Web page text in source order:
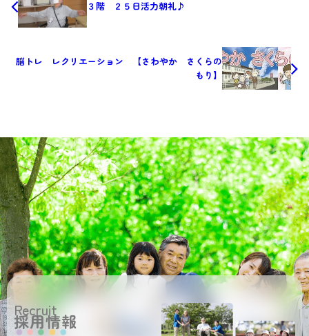
３階 ２５日活力朝礼♪
脳トレ レクリエーション 【さわやか さくらの
もり】
Recruit
採用情報